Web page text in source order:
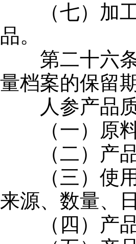
（七）加工
品。
第二十六条
量档案的保留
人参产品质
（一）原料
（二）产品
（三）使用
来源、数量、
（四）产品